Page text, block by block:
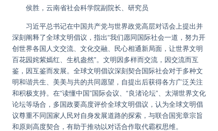
侯胜，云南省社会科学院副院长、研究员
习近平总书记在中国共产党与世界政党高层对话会上提出并
深刻阐释了全球文明倡议，指出“我们愿同国际社会一道，努力开
创世界各国人文交流、文化交融、民心相通新局面，让世界文明
百花园姹紫嫣红、生机盎然”。文明因多样而交流，因交流而互
鉴，因互鉴而发展。全球文明倡议深刻契合国际社会对于多种文
明和谐共生、美美与共的共同愿望，自提出后获得各方广泛关注
和积极支持。在“读懂中国”国际会议、“良渚论坛”、太湖世界文化
论坛等场合，多国政要高度评价全球文明倡议，认为全球文明倡
议尊重不同国家人民对自身发展道路的探索，与联合国宪章宗旨
和原则高度契合，有助于推动以对话合作取代霸权思维。